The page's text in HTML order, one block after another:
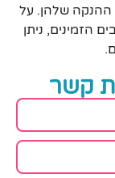
ההנקה שלהן. על
הזמינים, ניתן
קשר